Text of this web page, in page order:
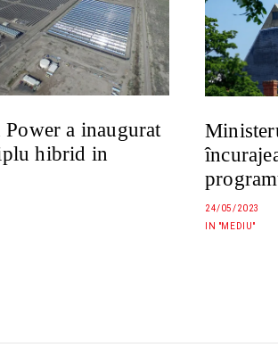
Power a inaugurat
hibrid in
24/05/2023
IN "MEDIU"